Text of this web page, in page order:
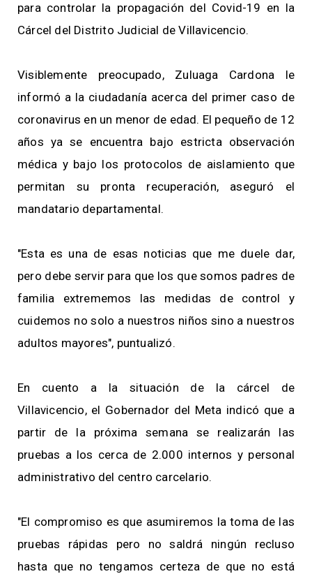
para controlar la propagación del Covid-19 en la
Cárcel del Distrito Judicial de Villavicencio.
Visiblemente preocupado, Zuluaga Cardona le
informó a la ciudadanía acerca del primer caso de
coronavirus en un menor de edad. El pequeño de 12
años ya se encuentra bajo estricta observación
médica y bajo los protocolos de aislamiento que
permitan su pronta recuperación, aseguró el
mandatario departamental.
"Esta es una de esas noticias que me duele dar,
pero debe servir para que los que somos padres de
familia extrememos las medidas de control y
cuidemos no solo a nuestros niños sino a nuestros
adultos mayores", puntualizó.
En cuento a la situación de la cárcel de
Villavicencio, el Gobernador del Meta indicó que a
partir de la próxima semana se realizarán las
pruebas a los cerca de 2.000 internos y personal
administrativo del centro carcelario.
"El compromiso es que asumiremos la toma de las
pruebas rápidas pero no saldrá ningún recluso
hasta que no tengamos certeza de que no está